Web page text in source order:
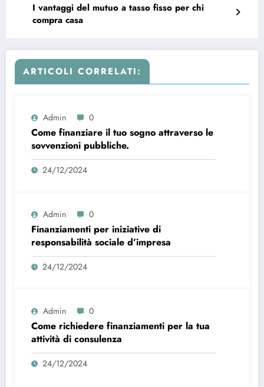
I vantaggi del mutuo a tasso fisso per chi
compra casa
ARTICOLI CORRELATI:
Admin 0
Come finanziare il tuo sogno attraverso le
sovvenzioni pubbliche.
24/12/2024
Admin 0
Finanziamenti per iniziative di
responsabilità sociale d’impresa
24/12/2024
Admin 0
Come richiedere finanziamenti per la tua
attività di consulenza
24/12/2024